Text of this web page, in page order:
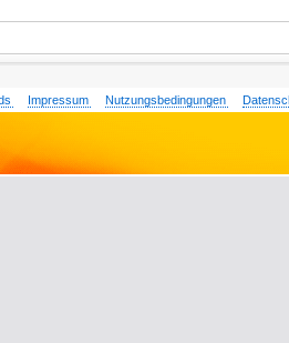
Impressum Nutzungsbedingungen